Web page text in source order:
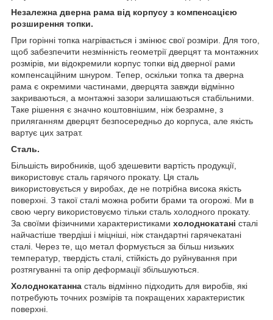
Незалежна дверна рама від корпусу з компенсацією
розширення топки.
При горінні топка нагрівається і змінює свої розміри. Для того,
щоб забезпечити незмінність геометрії дверцят та монтажних
розмірів, ми відокремили корпус топки від дверної рами
компенсаційним шнуром. Тепер, оскільки топка та дверна
рама є окремими частинами, дверцята завжди відмінно
закриваються, а монтажні зазори залишаються стабільними.
Таке рішення є значно коштовнішим, ніж безрамне, з
приляганням дверцят безпосередньо до корпуса, але якість
вартує цих затрат.
Сталь.
Більшість виробників, щоб здешевити вартість продукції,
використовує сталь гарячого прокату. Ця сталь
використовується у виробах, де не потрібна висока якість
поверхні. З такої сталі можна робити брами та огорожі. Ми в
свою чергу використовуємо тільки сталь холодного прокату.
За своїми фізичними характеристиками холоднокатані сталі
найчастіше твердіші і міцніші, ніж стандартні гарячекатані
сталі. Через те, що метал формується за більш низьких
температур, твердість сталі, стійкість до руйнування при
розтягуванні та опір деформації збільшуються.
Холоднокатанна сталь відмінно підходить для виробів, які
потребують точних розмірів та покращених характеристик
поверхні.